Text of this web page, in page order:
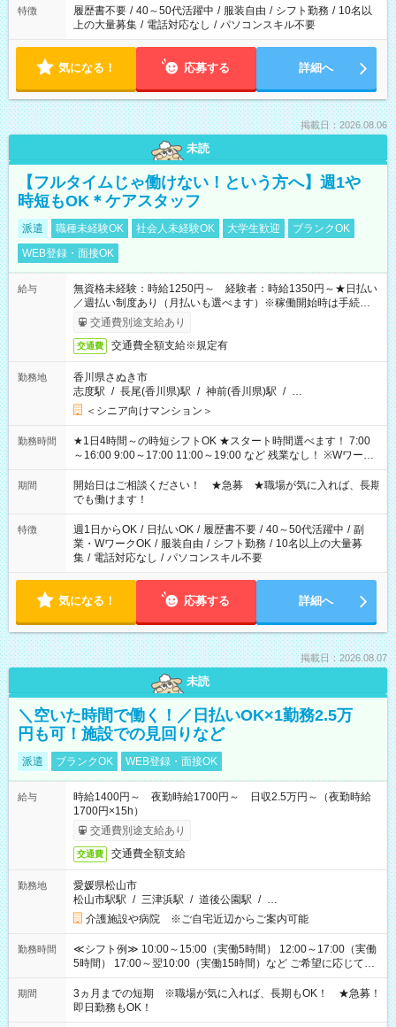
合は応募できません。
特徴 履歴書不要 / 40～50代活躍中 / 服装自由 / シフト勤務 / 10名以
上の大量募集 / 電話対応なし / パソコンスキル不要
気になる！ 応募する 詳細へ
掲載日：2026.08.06
未読
【フルタイムじゃ働けない！という方へ】週1や
時短もOK＊ケアスタッフ
派遣 職種未経験OK 社会人未経験OK 大学生歓迎
ブランクOK
WEB登録・面接OK
給与
無資格未経験：時給1250円～ 経験者：時給1350円～★日払い
／週払い制度あり（月払いも選べます）※稼働開始時は手続き完
了次第のお支払いとなります。
交通費別途支給あり
交通費 交通費全額支給※規定有
勤務地
香川県さぬき市
志度駅 / 長尾(香川県)駅 / 神前(香川県)駅 / …
＜シニア向けマンション＞
勤務時間
★1日4時間～の時短シフトOK ★スタート時間選べます！ 7:00
～16:00 9:00～17:00 11:00～19:00 など 残業なし！ ※Wワーク
の場合、他のお仕事と合わせ週40時間超の就業はご案内できま
せん ※法令に基づき、週20時間以上勤務は社会保険への加入対
象となります ※労働者派遣法（日雇い派遣の原則禁止）によ
り、短時間・短期間の就業はご案内が難しい場合があります
期間
開始日はご相談ください！ ★急募 ★職場が気に入れば、長期
でも働けます！
特徴 週1日からOK / 日払いOK / 履歴書不要 / 40～50代活躍中 / 副
業・WワークOK / 服装自由 / シフト勤務 / 10名以上の大量募
集 / 電話対応なし / パソコンスキル不要
気になる！ 応募する 詳細へ
掲載日：2026.08.07
未読
＼空いた時間で働く！／日払いOK×1勤務2.5万
円も可！施設での見回りなど
派遣 ブランクOK WEB登録・面接OK
給与
時給1400円～ 夜勤時給1700円～ 日収2.5万円～（夜勤時給
1700円×15h）
交通費別途支給あり
交通費 交通費全額支給
勤務地
愛媛県松山市
松山市駅駅 / 三津浜駅 / 道後公園駅 / …
介護施設や病院 ※ご自宅近辺からご案内可能
勤務時間
≪シフト例≫ 10:00～15:00（実働5時間） 12:00～17:00（実働
5時間） 17:00～翌10:00（実働15時間）など ご希望に応じて、
働く時間は調整できます！ お気軽に担当へ相談ください！
期間
3ヵ月までの短期 ※職場が気に入れば、長期もOK！ ★急募！
即日勤務もOK！